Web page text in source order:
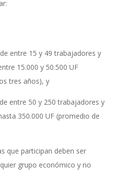
entre 15 y 49 trabajadores y
15.000 y 50.500 UF
tres años), y
entre 50 y 250 trabajadores y
350.000 UF (promedio de
que participan deben ser
grupo económico y no